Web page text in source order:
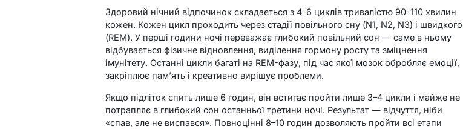
Здоровий нічний відпочинок складається з 4–6 циклів тривалістю 90–110 хвилин
кожен. Кожен цикл проходить через стадії повільного сну (N1, N2, N3) і швидкого
(REM). У перші години ночі переважає глибокий повільний сон — саме в ньому
відбувається фізичне відновлення, виділення гормону росту та зміцнення
імунітету. Останні цикли багаті на REM-фазу, під час якої мозок обробляє емоції,
закріплює пам’ять і креативно вирішує проблеми.
Якщо підліток спить лише 6 годин, він встигає пройти лише 3–4 цикли і майже не
потрапляє в глибокий сон останньої третини ночі. Результат — відчуття, ніби
«спав, але не виспався». Повноцінні 8–10 годин дозволяють пройти всі етапи